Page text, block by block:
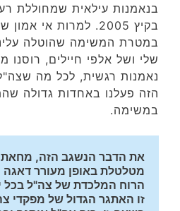
בנאמנות עילאית שמחוללת
בקיץ 2005. למרות אי
במטרת המשימה שהוטלה
שלי ושל אלפי חיילים, רוסנו
נאמנות רגשית, לכל מה
הזה פעלנו באחדות גדולה
במשימה.